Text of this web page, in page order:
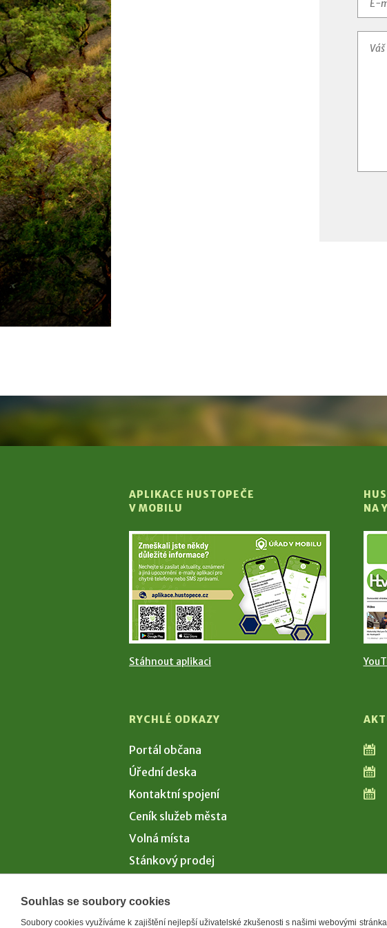
APLIKACE HUSTOPEČE
V MOBILU
Stáhnout aplikaci
NA
RYCHLÉ ODKAZY
Portál občana
Úřední deska
Kontaktní spojení
Ceník služeb města
Volná místa
Stánkový prodej
Souhlas se soubory cookies
Soubory cookies využíváme k zajištění nejlepší uživatelské zkušenosti s našimi webovými